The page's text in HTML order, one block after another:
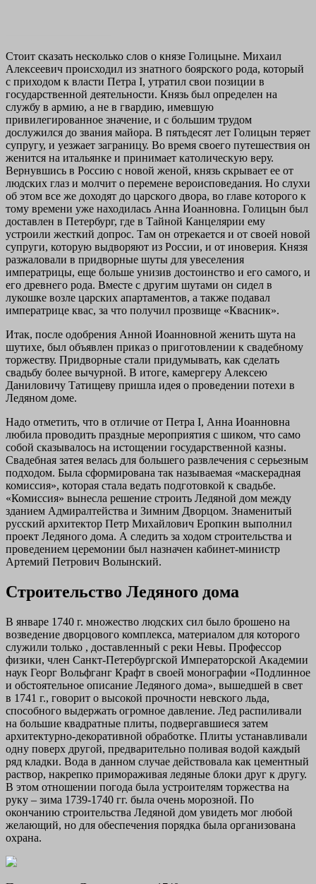
Стоит сказать несколько слов о князе Голицыне. Михаил
Алексеевич происходил из знатного боярского рода, который
с приходом к власти Петра I, утратил свои позиции в
государственной деятельности. Князь был определен на
службу в армию, а не в гвардию, имевшую
привилегированное значение, и с большим трудом
дослужился до звания майора. В пятьдесят лет Голицын теряет
супругу, и уезжает заграницу. Во время своего путешествия он
женится на итальянке и принимает католическую веру.
Вернувшись в Россию с новой женой, князь скрывает ее от
людских глаз и молчит о перемене вероисповедания. Но слухи
об этом все же доходят до царского двора, во главе которого к
тому времени уже находилась Анна Иоанновна. Голицын был
доставлен в Петербург, где в Тайной Канцелярии ему
устроили жесткий допрос. Там он отрекается и от своей новой
супруги, которую выдворяют из России, и от иноверия. Князя
разжаловали в придворные шуты для увеселения
императрицы, еще больше унизив достоинство и его самого, и
его древнего рода. Вместе с другим шутами он сидел в
лукошке возле царских апартаментов, а также подавал
императрице квас, за что получил прозвище «Квасник».
Итак, после одобрения Анной Иоанновной женить шута на
шутихе, был объявлен приказ о приготовлении к свадебному
торжеству. Придворные стали придумывать, как сделать
свадьбу более вычурной. В итоге, камергеру Алексею
Даниловичу Татищеву пришла идея о проведении потехи в
Ледяном доме.
Надо отметить, что в отличие от Петра I, Анна Иоанновна
любила проводить праздные мероприятия с шиком, что само
собой сказывалось на истощении государственной казны.
Свадебная затея велась для большего развлечения с серьезным
подходом. Была сформирована так называемая «маскерадная
комиссия», которая стала ведать подготовкой к свадьбе.
«Комиссия» вынесла решение строить Ледяной дом между
зданием Адмиралтейства и Зимним Дворцом. Знаменитый
русский архитектор Петр Михайлович Еропкин выполнил
проект Ледяного дома. А следить за ходом строительства и
проведением церемонии был назначен кабинет-министр
Артемий Петрович Волынский.
Строительство Ледяного дома
В январе 1740 г. множество людских сил было брошено на
возведение дворцового комплекса, материалом для которого
служили только , доставленный с реки Невы. Профессор
физики, член Санкт-Петербургской Императорской Академии
наук Георг Вольфганг Крафт в своей монографии «Подлинное
и обстоятельное описание Ледяного дома», вышедшей в свет
в 1741 г., говорит о высокой прочности невского льда,
способного выдержать огромное давление. Лед распиливали
на большие квадратные плиты, подвергавшиеся затем
архитектурно-декоративной обработке. Плиты устанавливали
одну поверх другой, предварительно поливая водой каждый
ряд кладки. Вода в данном случае действовала как цементный
раствор, накрепко примораживая ледяные блоки друг к другу.
В этом отношении погода была устроителям торжества на
руку – зима 1739-1740 гг. была очень морозной. По
окончанию строительства Ледяной дом увидеть мог любой
желающий, но для обеспечения порядка была организована
охрана.